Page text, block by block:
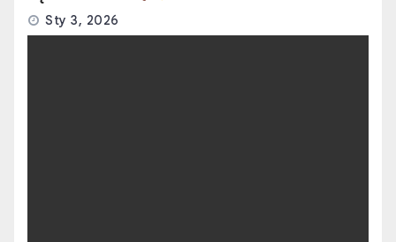
Sty 3, 2026